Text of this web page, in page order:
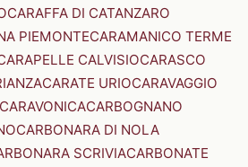
CARAFFA DI CATANZARO
PIEMONTECARAMANICO TERME
CALVISIOCARASCO
CARATE URIOCARAVAGGIO
CARAVONICACARBOGNANO
CARBONARA DI NOLA
SCRIVIACARBONATE